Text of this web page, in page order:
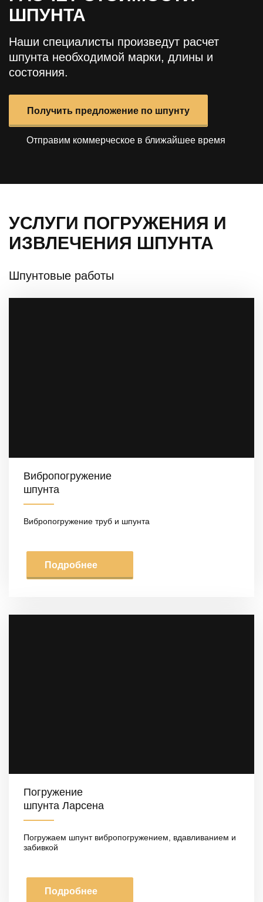
ШПУНТА
Наши специалисты произведут расчет
шпунта необходимой марки, длины и
состояния.
Получить предложение по шпунту
Отправим коммерческое в ближайшее время
УСЛУГИ ПОГРУЖЕНИЯ И
ИЗВЛЕЧЕНИЯ ШПУНТА
Шпунтовые работы
Вибропогружение
шпунта
Вибропогружение труб и шпунта
Подробнее
Погружение
шпунта Ларсена
Погружаем шпунт вибропогружением, вдавливанием и
забивкой
Подробнее